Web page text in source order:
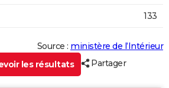
133
Source : ministère de l’Intérieur
les résultats
Partager